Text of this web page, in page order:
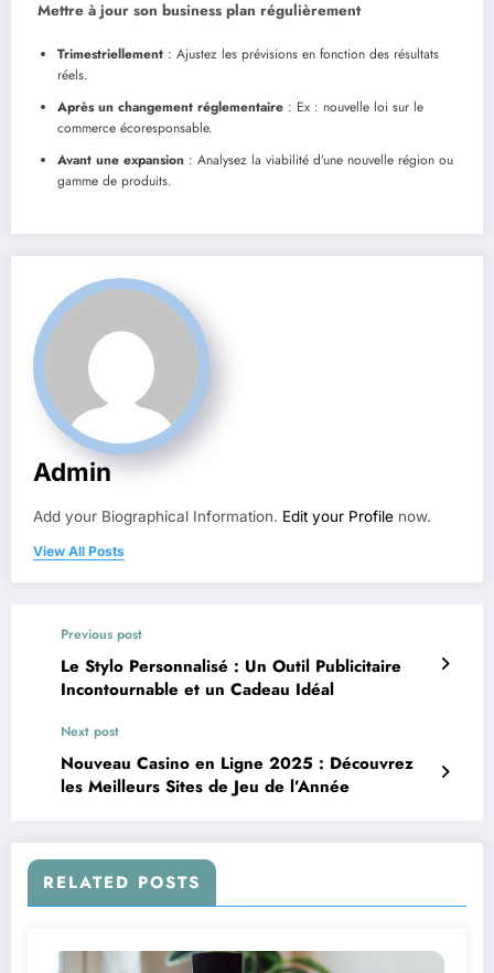
Mettre à jour son business plan régulièrement
Trimestriellement : Ajustez les prévisions en fonction des résultats
réels.
Après un changement réglementaire : Ex : nouvelle loi sur le
commerce écoresponsable.
Avant une expansion : Analysez la viabilité d’une nouvelle région ou
gamme de produits.
Admin
Add your Biographical Information. Edit your Profile now.
View All Posts
Previous post
Le Stylo Personnalisé : Un Outil Publicitaire
Incontournable et un Cadeau Idéal
Next post
Nouveau Casino en Ligne 2025 : Découvrez
les Meilleurs Sites de Jeu de l’Année
RELATED POSTS